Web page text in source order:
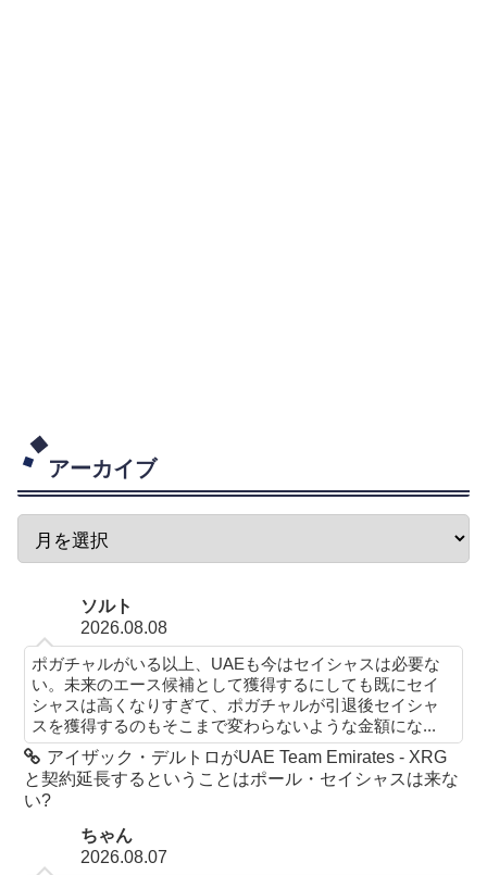
アーカイブ
ソルト
2026.08.08
ポガチャルがいる以上、UAEも今はセイシャスは必要な
い。未来のエース候補として獲得するにしても既にセイ
シャスは高くなりすぎて、ポガチャルが引退後セイシャ
スを獲得するのもそこまで変わらないような金額にな...
アイザック・デルトロがUAE Team Emirates - XRG
と契約延長するということはポール・セイシャスは来な
い?
ちゃん
2026.08.07